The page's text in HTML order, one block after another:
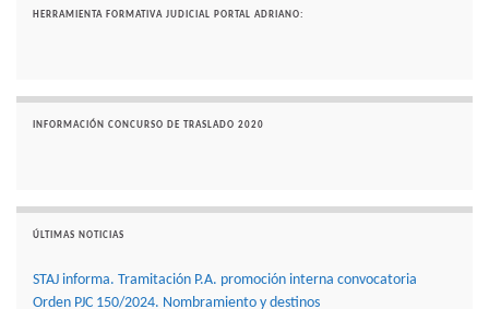
HERRAMIENTA FORMATIVA JUDICIAL PORTAL ADRIANO:
INFORMACIÓN CONCURSO DE TRASLADO 2020
ÚLTIMAS NOTICIAS
STAJ informa. Tramitación P.A. promoción interna convocatoria
Orden PJC 150/2024. Nombramiento y destinos